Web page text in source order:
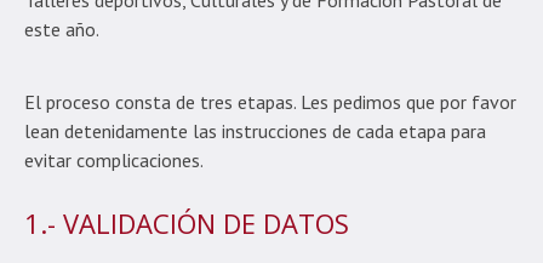
este año.
El proceso consta de tres etapas. Les pedimos que por favor
lean detenidamente las instrucciones de cada etapa para
evitar complicaciones.
1.- VALIDACIÓN DE DATOS